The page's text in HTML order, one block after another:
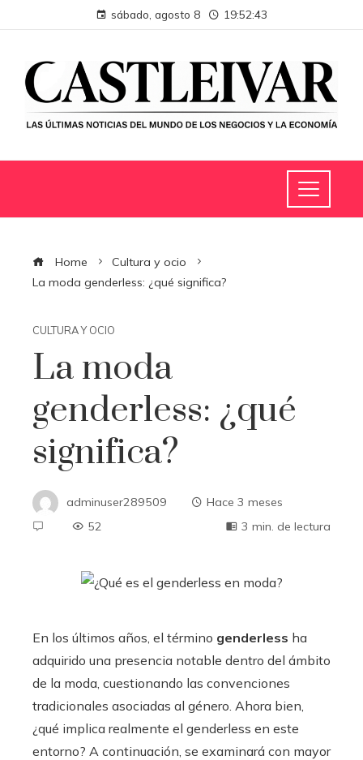
sábado, agosto 8 19:52:44
Home
Cultura y ocio
La moda genderless: ¿qué significa?
CULTURA Y OCIO
La moda
genderless: ¿qué
significa?
adminuser289509
Hace 3 meses
52
3 min. de lectura
En los últimos años, el término genderless ha
adquirido una presencia notable dentro del ámbito
de la moda, cuestionando las convenciones
tradicionales asociadas al género. Ahora bien,
¿qué implica realmente el genderless en este
entorno? A continuación, se examinará con mayor